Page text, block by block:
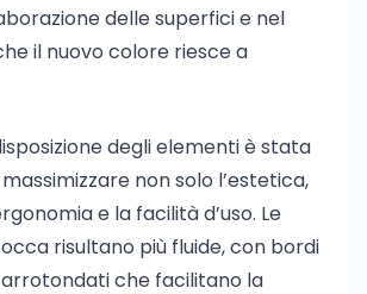
delle superfici e nel
il nuovo colore riesce a
degli elementi è stata
non solo l’estetica,
e la facilità d’uso. Le
risultano più fluide, con bordi
che facilitano la